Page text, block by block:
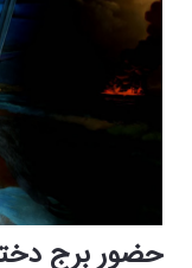
حضور برج